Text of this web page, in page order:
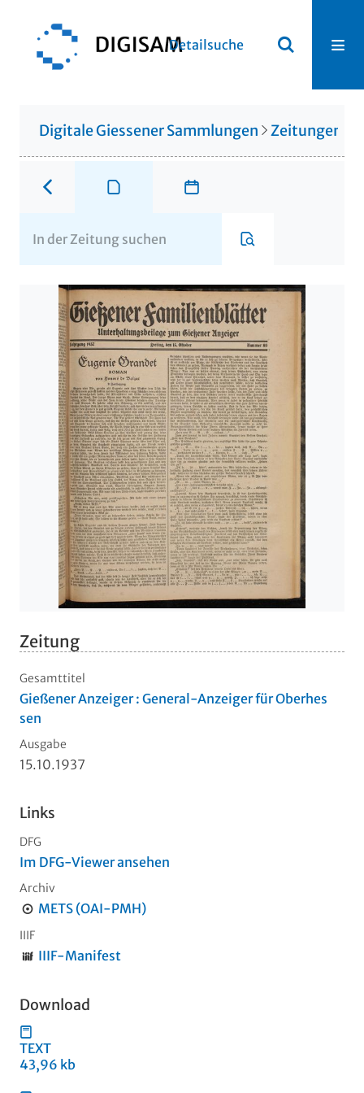
Detailsuche
Digitale Giessener Sammlungen Zeitungen
Zeitung
Gesamttitel
Gießener Anzeiger : General-Anzeiger für Oberhes
sen
Ausgabe
15.10.1937
Links
DFG
Im DFG-Viewer ansehen
Archiv
METS (OAI-PMH)
IIIF
IIIF-Manifest
Download
TEXT
43,96 kb